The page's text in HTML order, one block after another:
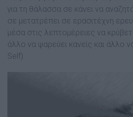
για τη θάλασσα σε κάνει να
σε µετατρέπει σε ερασιτέχνη
µέσα στις λεπτοµέρειες να
άλλο να ψαρεύει κανείς και άλλο
Self).